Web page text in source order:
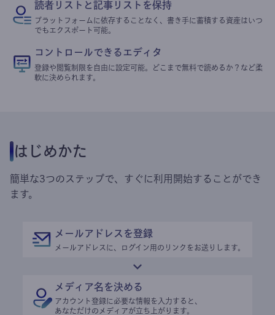
読者リストと記事リストを保持
プラットフォームに依存することなく、書き手に蓄積する資産はいつ
でもエクスポート可能。
コントロールできるエディタ
登録や閲覧制限を自由に設定可能。どこまで無料で読めるか？など柔
軟に決められます。
はじめかた
簡単な3つのステップで、すぐに利用開始することができ
ます。
メールアドレスを登録
メールアドレスに、ログイン用のリンクをお送りします。
メディア名を決める
アカウント登録に必要な情報を入力すると、
あなただけのメディアが立ち上がります。